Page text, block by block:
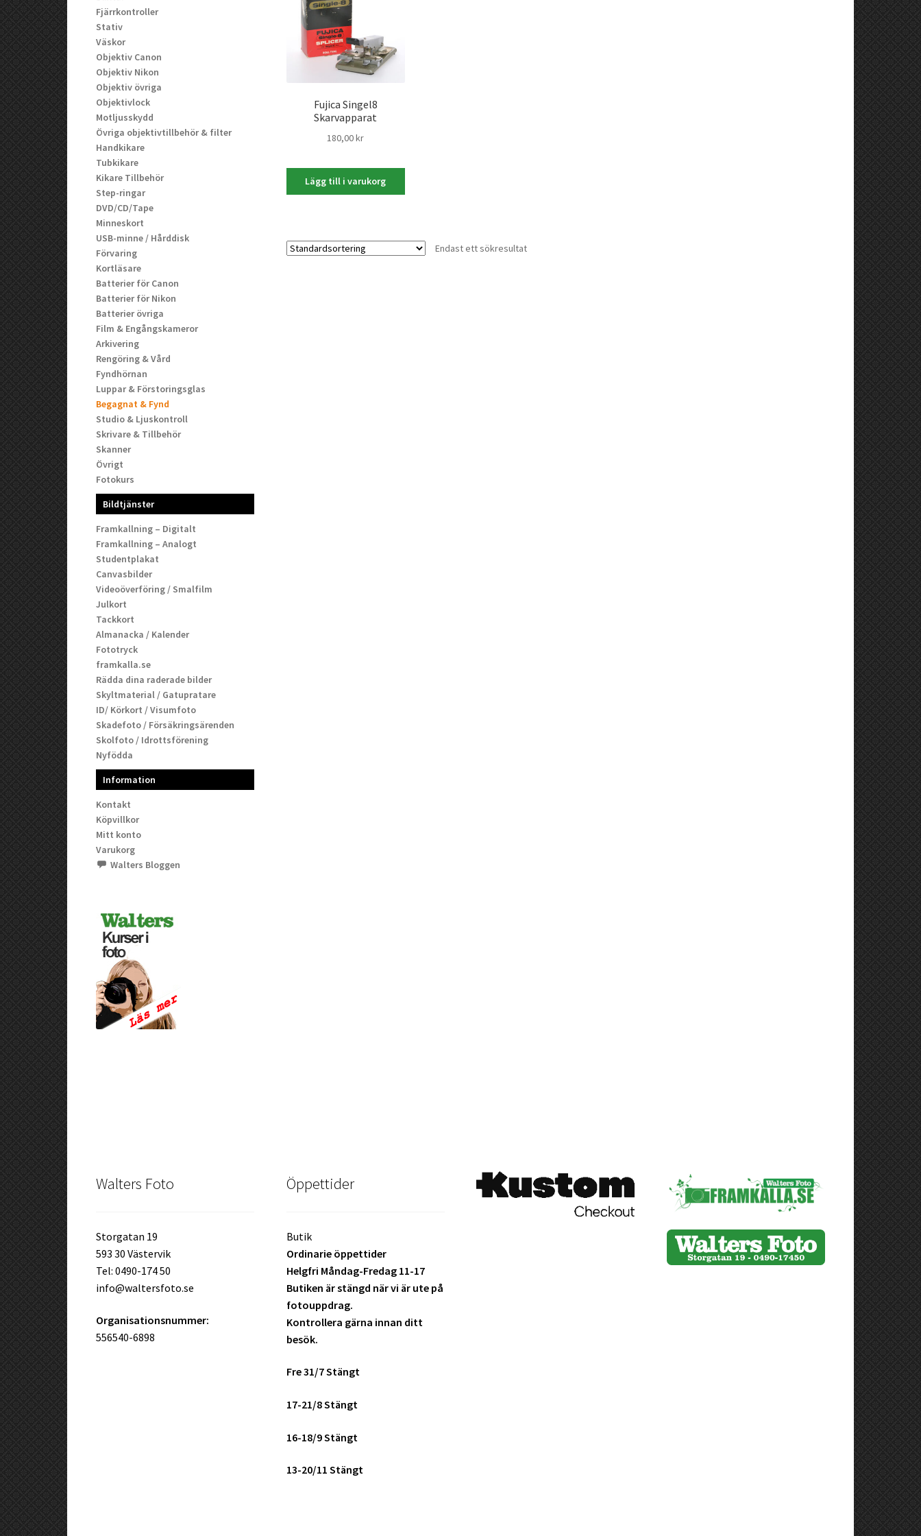
Fujica Singel8
Skarvapparat
180,00kr
Lägg till i varukorg
Endast ett sökresultat
Fjärrkontroller
Stativ
Väskor
Objektiv Canon
Objektiv Nikon
Objektiv övriga
Objektivlock
Motljusskydd
Övriga objektivtillbehör & filter
Handkikare
Tubkikare
Kikare Tillbehör
Step-ringar
DVD/CD/Tape
Minneskort
USB-minne / Hårddisk
Förvaring
Kortläsare
Batterier för Canon
Batterier för Nikon
Batterier övriga
Film & Engångskameror
Arkivering
Rengöring & Vård
Fyndhörnan
Luppar & Förstoringsglas
Begagnat & Fynd
Studio & Ljuskontroll
Skrivare & Tillbehör
Skanner
Övrigt
Fotokurs
Bildtjänster
Framkallning – Digitalt
Framkallning – Analogt
Studentplakat
Canvasbilder
Videoöverföring / Smalfilm
Julkort
Tackkort
Almanacka / Kalender
Fototryck
framkalla.se
Rädda dina raderade bilder
Skyltmaterial / Gatupratare
ID/ Körkort / Visumfoto
Skadefoto / Försäkringsärenden
Skolfoto / Idrottsförening
Nyfödda
Information
Kontakt
Köpvillkor
Mitt konto
Varukorg
Walters Bloggen
Walters Foto
Storgatan 19
593 30 Västervik
Tel: 0490-174 50
info@waltersfoto.se
Organisationsnummer:
556540-6898
Öppettider
Butik
Ordinarie öppettider
Helgfri Måndag-Fredag 11-17
Butiken är stängd när vi är ute på
fotouppdrag.
Kontrollera gärna innan ditt
besök.
Fre 31/7 Stängt
17-21/8 Stängt
16-18/9 Stängt
13-20/11 Stängt